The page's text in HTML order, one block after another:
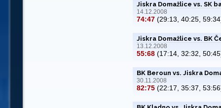
Jiskra Domažlice vs. SK
14.12.2008
74:47 (29:13, 40:25,
Jiskra Domažlice vs. BK
13.12.2008
55:68 (17:14, 32:32,
BK Beroun vs. Jiskra
30.11.2008
82:75 (22:17, 35:37,